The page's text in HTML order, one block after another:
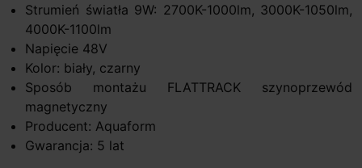
Strumień światła 9W: 2700K-1000lm, 3000K-1050lm,
4000K-1100lm
Napięcie 48V
Kolor: biały, czarny
Sposób montażu FLATTRACK szynoprzewód
magnetyczny
Producent: Aquaform
Gwarancja: 5 lat